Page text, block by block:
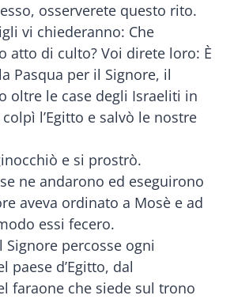
osserverete questo rito.
vi chiederanno: Che
atto di culto? Voi direte loro: È
Pasqua per il Signore, il
oltre le case degli Israeliti in
l’Egitto e salvò le nostre
e si prostrò.
ne andarono ed eseguirono
aveva ordinato a Mosè e ad
essi fecero.
Signore percosse ogni
paese d’Egitto, dal
faraone che siede sul trono